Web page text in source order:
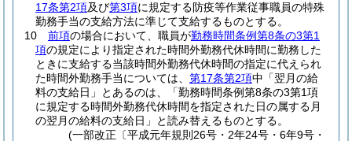
17条第2項及び第3項に規定する防疫等作業従事職員の特殊
勤務手当の支給方法に準じて支給するものとする。
10
前項の場合において、職員が勤務時間条例第8条の3第1
項の規定により指定された時間外勤務代休時間に勤務した
ときに支給する当該時間外勤務代休時間の指定に代えられ
た時間外勤務手当については、 第17条第2項中「翌月の給
料の支給日」とあるのは、「勤務時間条例第8条の3第1項
に規定する時間外勤務代休時間を指定された日の属する月
の翌月の給料の支給日」と読み替えるものとする。
(一部改正〔平成元年規則26号・2年24号・6年9号・